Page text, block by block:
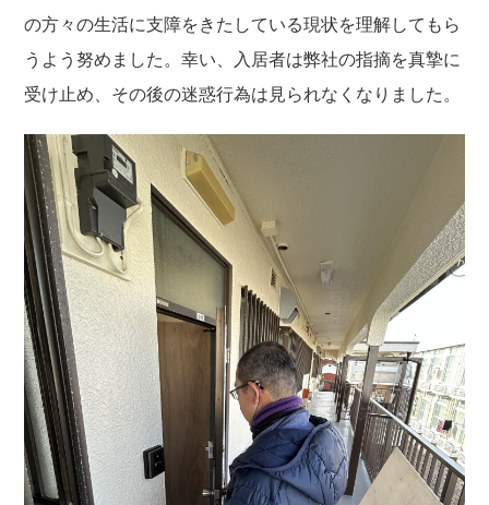
の方々の生活に支障をきたしている現状を理解してもら
うよう努めました。幸い、入居者は弊社の指摘を真摯に
受け止め、その後の迷惑行為は見られなくなりました。